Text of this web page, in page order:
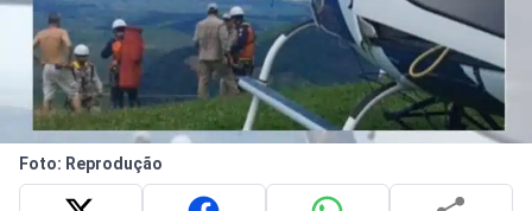
Foto: Reprodução